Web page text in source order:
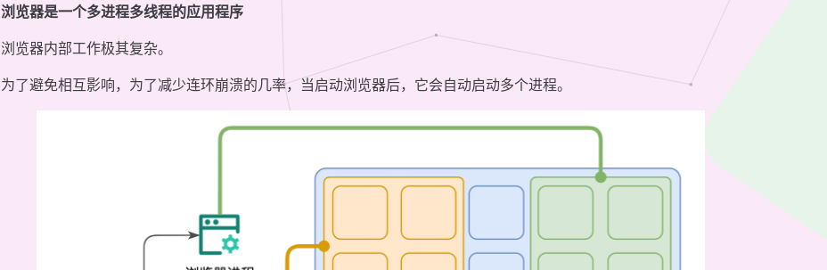
浏览器是一个多进程多线程的应用程序
浏览器内部工作极其复杂。
为了避免相互影响，为了减少连环崩溃的几率，当启动浏览器后，它会自动启动多个进程。